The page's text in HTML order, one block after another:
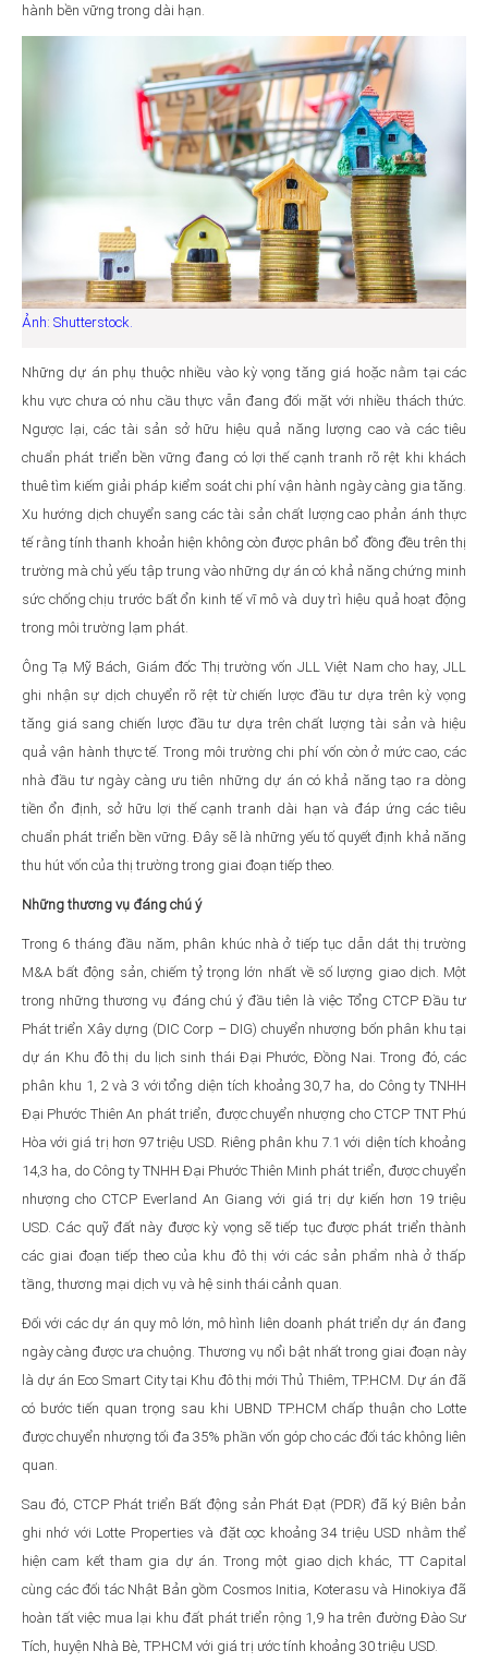
hành bền vững trong dài hạn.
Ảnh: Shutterstock.
Những dự án phụ thuộc nhiều vào kỳ vọng tăng giá hoặc nằm tại các
khu vực chưa có nhu cầu thực vẫn đang đối mặt với nhiều thách thức.
Ngược lại, các tài sản sở hữu hiệu quả năng lượng cao và các tiêu
chuẩn phát triển bền vững đang có lợi thế cạnh tranh rõ rệt khi khách
thuê tìm kiếm giải pháp kiểm soát chi phí vận hành ngày càng gia tăng.
Xu hướng dịch chuyển sang các tài sản chất lượng cao phản ánh thực
tế rằng tính thanh khoản hiện không còn được phân bổ đồng đều trên thị
trường mà chủ yếu tập trung vào những dự án có khả năng chứng minh
sức chống chịu trước bất ổn kinh tế vĩ mô và duy trì hiệu quả hoạt động
trong môi trường lạm phát.
Ông Tạ Mỹ Bách, Giám đốc Thị trường vốn JLL Việt Nam cho hay, JLL
ghi nhận sự dịch chuyển rõ rệt từ chiến lược đầu tư dựa trên kỳ vọng
tăng giá sang chiến lược đầu tư dựa trên chất lượng tài sản và hiệu
quả vận hành thực tế. Trong môi trường chi phí vốn còn ở mức cao, các
nhà đầu tư ngày càng ưu tiên những dự án có khả năng tạo ra dòng
tiền ổn định, sở hữu lợi thế cạnh tranh dài hạn và đáp ứng các tiêu
chuẩn phát triển bền vững. Đây sẽ là những yếu tố quyết định khả năng
thu hút vốn của thị trường trong giai đoạn tiếp theo.
Những thương vụ đáng chú ý
Trong 6 tháng đầu năm, phân khúc nhà ở tiếp tục dẫn dắt thị trường
M&A bất động sản, chiếm tỷ trọng lớn nhất về số lượng giao dịch. Một
trong những thương vụ đáng chú ý đầu tiên là việc Tổng CTCP Đầu tư
Phát triển Xây dựng (DIC Corp – DIG) chuyển nhượng bốn phân khu tại
dự án Khu đô thị du lịch sinh thái Đại Phước, Đồng Nai. Trong đó, các
phân khu 1, 2 và 3 với tổng diện tích khoảng 30,7 ha, do Công ty TNHH
Đại Phước Thiên An phát triển, được chuyển nhượng cho CTCP TNT Phú
Hòa với giá trị hơn 97 triệu USD. Riêng phân khu 7.1 với diện tích khoảng
14,3 ha, do Công ty TNHH Đại Phước Thiên Minh phát triển, được chuyển
nhượng cho CTCP Everland An Giang với giá trị dự kiến hơn 19 triệu
USD. Các quỹ đất này được kỳ vọng sẽ tiếp tục được phát triển thành
các giai đoạn tiếp theo của khu đô thị với các sản phẩm nhà ở thấp
tầng, thương mại dịch vụ và hệ sinh thái cảnh quan.
Đối với các dự án quy mô lớn, mô hình liên doanh phát triển dự án đang
ngày càng được ưa chuộng. Thương vụ nổi bật nhất trong giai đoạn này
là dự án Eco Smart City tại Khu đô thị mới Thủ Thiêm, TP.HCM. Dự án đã
có bước tiến quan trọng sau khi UBND TP.HCM chấp thuận cho Lotte
được chuyển nhượng tối đa 35% phần vốn góp cho các đối tác không liên
quan.
Sau đó, CTCP Phát triển Bất động sản Phát Đạt (PDR) đã ký Biên bản
ghi nhớ với Lotte Properties và đặt cọc khoảng 34 triệu USD nhằm thể
hiện cam kết tham gia dự án. Trong một giao dịch khác, TT Capital
cùng các đối tác Nhật Bản gồm Cosmos Initia, Koterasu và Hinokiya đã
hoàn tất việc mua lại khu đất phát triển rộng 1,9 ha trên đường Đào Sư
Tích, huyện Nhà Bè, TP.HCM với giá trị ước tính khoảng 30 triệu USD.